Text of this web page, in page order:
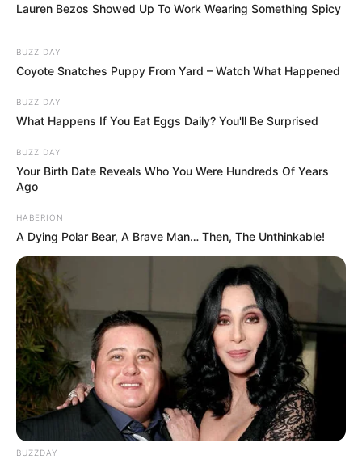
Lauren Bezos Showed Up To Work Wearing Something Spicy
BUZZ DAY
Coyote Snatches Puppy From Yard – Watch What Happened
BUZZ DAY
What Happens If You Eat Eggs Daily? You'll Be Surprised
BUZZ DAY
Your Birth Date Reveals Who You Were Hundreds Of Years
Ago
HABERION
A Dying Polar Bear, A Brave Man… Then, The Unthinkable!
BUZZDAY